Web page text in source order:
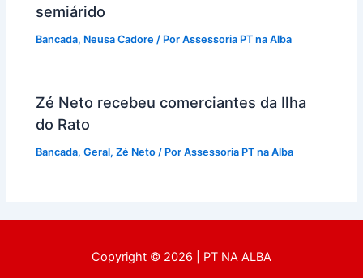
semiárido
Bancada, Neusa Cadore / PorAssessoria PT na Alba
Zé Neto recebeu comerciantes da Ilha
do Rato
Bancada,Geral,Zé Neto / PorAssessoria PT na Alba
Copyright © 2026 | PT NA ALBA